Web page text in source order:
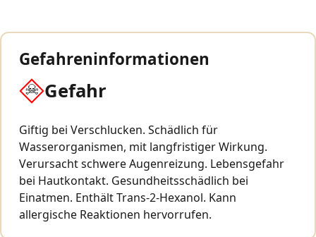
Gefahreninformationen
Gefahr
Giftig bei Verschlucken. Schädlich für
Wasserorganismen, mit langfristiger Wirkung.
Verursacht schwere Augenreizung. Lebensgefahr
bei Hautkontakt. Gesundheitsschädlich bei
Einatmen. Enthält Trans-2-Hexanol. Kann
allergische Reaktionen hervorrufen.